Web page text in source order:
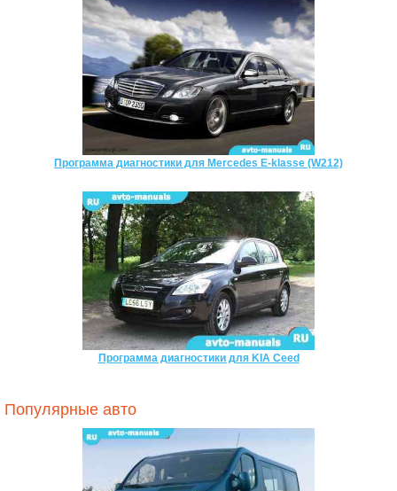
Программа диагностики для Mercedes E-klasse (W212)
Программа диагностики для KIA Ceed
Популярные авто